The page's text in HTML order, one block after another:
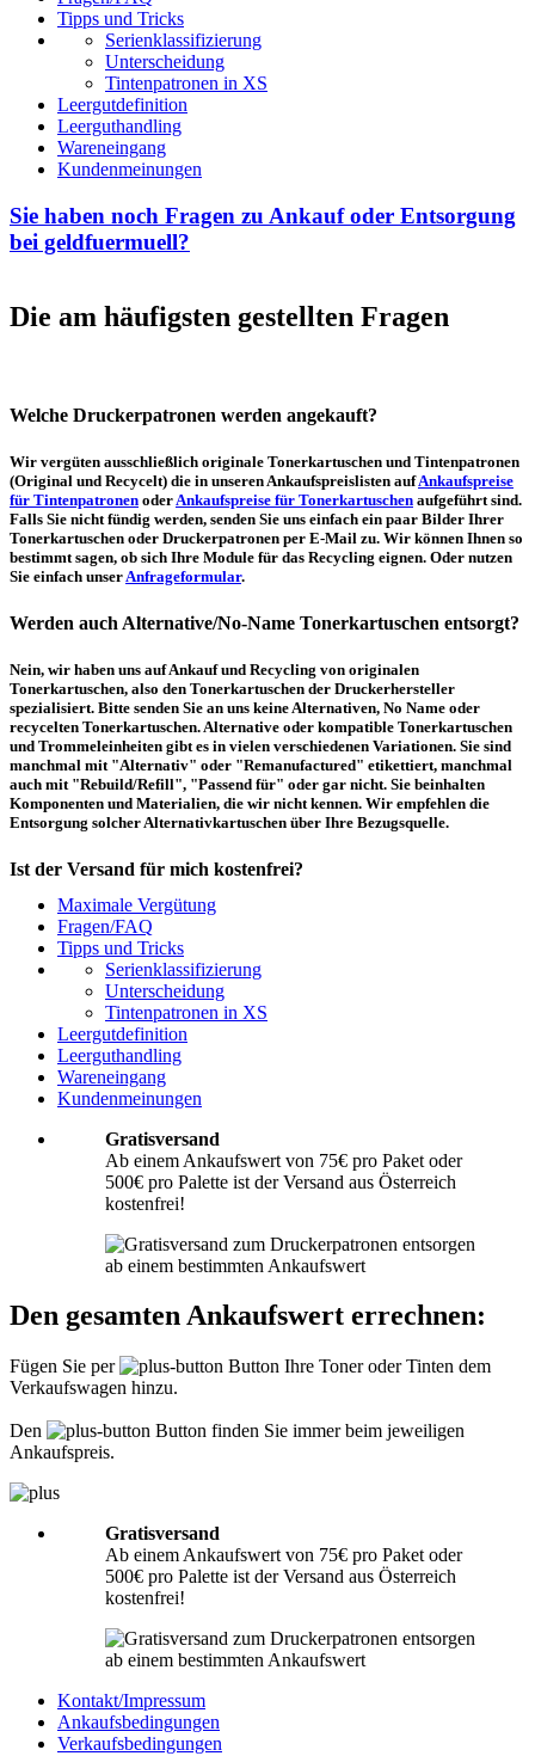
Tipps und Tricks
Serienklassifizierung
Unterscheidung
Tintenpatronen in XS
Leergutdefinition
Leerguthandling
Wareneingang
Kundenmeinungen
Sie haben noch Fragen zu Ankauf oder Entsorgung
bei geldfuermuell?
Die am häufigsten gestellten Fragen
Welche Druckerpatronen werden angekauft?
Wir vergüten ausschließlich originale Tonerkartuschen und Tintenpatronen
(Original und Recycelt) die in unseren Ankaufspreislisten aufAnkaufspreise
für Tintenpatronen oder Ankaufspreise für Tonerkartuschen aufgeführt sind.
Falls Sie nicht fündig werden, senden Sie uns einfach ein paar Bilder Ihrer
Tonerkartuschen oder Druckerpatronen per E-Mail zu. Wir können Ihnen so
bestimmt sagen, ob sich Ihre Module für das Recycling eignen. Oder nutzen
Sie einfach unser Anfrageformular.
Werden auch Alternative/No-Name Tonerkartuschen entsorgt?
Nein, wir haben uns auf Ankauf und Recycling von originalen
Tonerkartuschen, also den Tonerkartuschen der Druckerhersteller
spezialisiert. Bitte senden Sie an uns keine Alternativen, No Name oder
recycelten Tonerkartuschen. Alternative oder kompatible Tonerkartuschen
und Trommeleinheiten gibt es in vielen verschiedenen Variationen. Sie sind
manchmal mit "Alternativ" oder "Remanufactured" etikettiert, manchmal
auch mit "Rebuild/Refill", "Passend für" oder gar nicht. Sie beinhalten
Komponenten und Materialien, die wir nicht kennen. Wir empfehlen die
Entsorgung solcher Alternativkartuschen über Ihre Bezugsquelle.
Ist der Versand für mich kostenfrei?
Ein kostenfreier Versand aus Österreich (per Paketmarke oder Abholung) ist
erst ab einem Ankaufswert von 75,00€ pro Paket bzw. 500,00€ pro Palette
möglich. Unter diesen Werten belaufen sich die Rücksendekosten auf 10,71€
pro Paket bzw. 119,00€ pro Palette (inkl. MwSt.). Diese werden vom
eingesandten Ankaufswert abgezogen. Falls Sie die o. g. Werte nicht
erreichen, empfehlen wir Ihnen den Versand auf eigene Kosten! Unter
Versand können Sie den Versandablauf beginnen.
Wie muss ich die Kartuschen und Patronen verpacken?
sich um hochempfindliche Konstruktionen. Daher ist es wichtig, dass Sie für
eine sichere Transportverpackung sorgen. Die Verpackung muss den Inhalt
der Sendung gegen Beanspruchungen, denen sie normalerweise während des
Versandes ausgesetzt ist (z.B. durch Druck, Stoß, Fall oder Vibration) sicher
Informationen hierzu finden Sie unter Richtig packen.
Bitte legen Sie Ihrer Lieferung immer den
Angaben bei: Firmenname, Ansprechpartner, Adresse, Telefon- und
Faxnummer, Email-Adresse und Steuernummer. Falls Sie als Privatperson
senden, benötigen wir nur Ihren Namen, Adresse, Telefonnummer und
Tinten ist nicht erforderlich.
Maximale Vergütung
Fragen/FAQ
Tipps und Tricks
Serienklassifizierung
Unterscheidung
Tintenpatronen in XS
Leergutdefinition
Leerguthandling
Wareneingang
Kundenmeinungen
Gratisversand
Ab einem Ankaufswert von 75€ pro Paket oder
500€ pro Palette ist der Versand aus Österreich
kostenfrei!
Den gesamten Ankaufswert errechnen:
Fügen Sie per
Button Ihre Toner oder Tinten dem
Verkaufswagen hinzu.
Den
Button finden Sie immer beim jeweiligen
Ankaufspreis.
Gratisversand
Ab einem Ankaufswert von 75€ pro Paket oder
500€ pro Palette ist der Versand aus Österreich
kostenfrei!
Kontakt/Impressum
Ankaufsbedingungen
Verkaufsbedingungen